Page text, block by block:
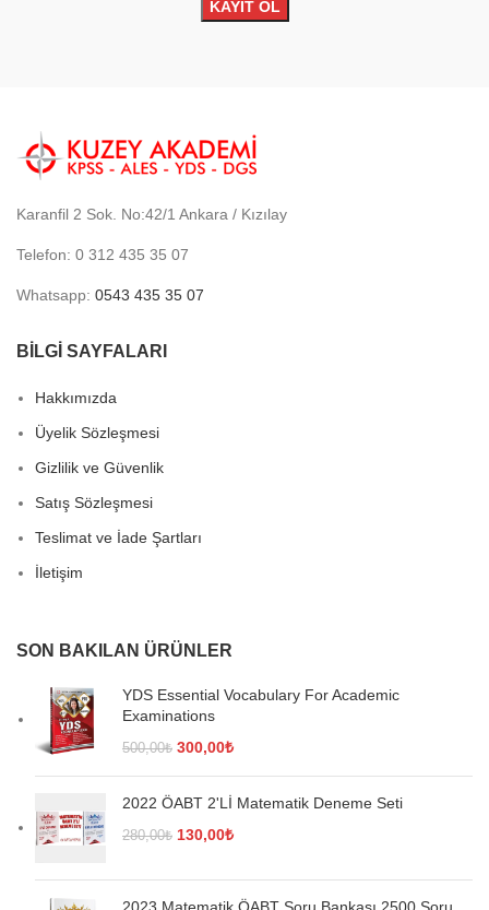
Karanfil 2 Sok. No:42/1 Ankara / Kızılay
Telefon: 0 312 435 35 07
Whatsapp: 0543 435 35 07
BİLGİ SAYFALARI
Hakkımızda
Üyelik Sözleşmesi
Gizlilik ve Güvenlik
Satış Sözleşmesi
Teslimat ve İade Şartları
İletişim
SON BAKILAN ÜRÜNLER
YDS Essential Vocabulary For Academic
Examinations
500,00₺ Orijinal
500,00₺.
300,00₺Şu
fiyat:
2022 ÖABT 2'Lİ Matematik Deneme Seti
280,00₺ Orijinal
280,00₺.
130,00₺Şu
fiyat:
130,00₺.